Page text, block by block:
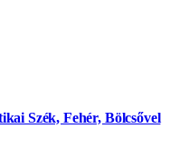
Szék, Fehér, Bölcsővel